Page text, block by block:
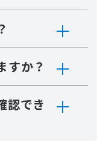
すか？
認でき